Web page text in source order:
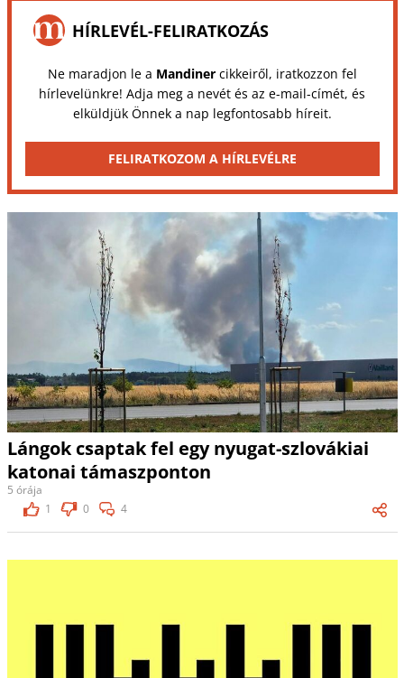
HÍRLEVÉL-FELIRATKOZÁS
Ne maradjon le a Mandinercikkeiről, iratkozzon fel
hírlevelünkre! Adja meg a nevét és az e-mail-címét, és
elküldjük Önnek a nap legfontosabb híreit.
FELIRATKOZOM A HÍRLEVÉLRE
Lángok csaptak fel egy nyugat-szlovákiai
katonai támaszponton
5 órája
1
0 4